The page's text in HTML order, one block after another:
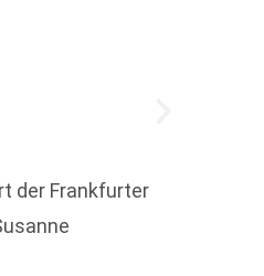
der Frankfurter